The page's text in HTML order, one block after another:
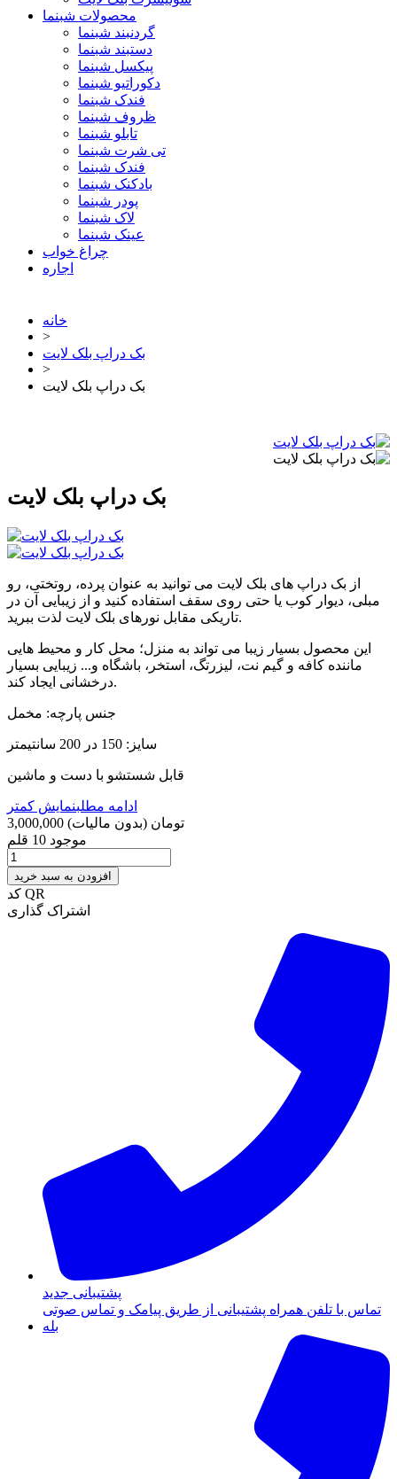
محصولات شبنما
گردنبند شبنما
دستبند شبنما
پیکسل شبنما
دکوراتیو شبنما
فندک شبنما
ظروف شبنما
تابلو شبنما
تی شرت شبنما
فندک شبنما
بادکنک شبنما
پودر شبنما
لاک شبنما
عینک شبنما
چراغ خواب
اجاره
خانه
>
بک دراپ بلک لایت
>
بک دراپ بلک لایت
بک دراپ بلک لایت
از بک دراپ های بلک لایت می توانید به عنوان پرده، روتختی، رو
مبلی، دیوار کوب یا حتی روی سقف استفاده کنید و از زیبایی آن در
تاریکی مقابل نورهای بلک لایت لذت ببرید.
این محصول بسیار زیبا می تواند به منزل؛ محل کار و محیط هایی
ماننده کافه و گیم نت، لیزرتگ، استخر، باشگاه و... زیبایی بسیار
درخشانی ایجاد کند.
جنس پارچه: مخمل
سایز: 150 در 200 سانتیمتر
قابل شستشو با دست و ماشین
ادامه مطلبنمایش کمتر
3,000,000 تومان (بدون مالیات)
موجود 10 قلم
افزودن به سبد خرید
کد QR
اشتراک گذاری
پشتیبانی جدید
تماس با تلفن همراه پشتیبانی از طریق پیامک و تماس صوتی
بله